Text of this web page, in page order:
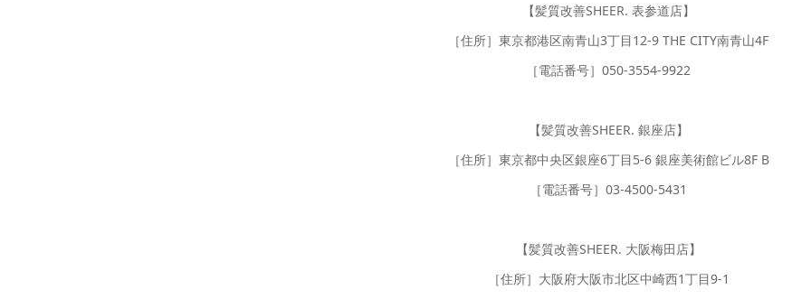
【髪質改善SHEER. 表参道店】
［住所］東京都港区南青山3丁目12-9 THE CITY南青山4F
［電話番号］050-3554-9922
【髪質改善SHEER. 銀座店】
［住所］東京都中央区銀座6丁目5-6 銀座美術館ビル8F B
［電話番号］03-4500-5431
【髪質改善SHEER. 大阪梅田店】
［住所］大阪府大阪市北区中崎西1丁目9-1